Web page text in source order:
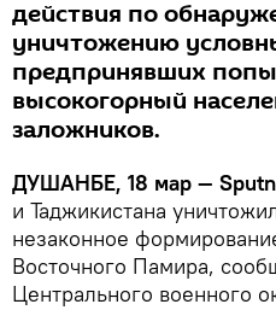
действия по
уничтожению
предпринявших
высокогорный
заложников.
ДУШАНБЕ, 18 мар —
и Таджикистана
незаконное
Восточного Памира,
Центрального военного